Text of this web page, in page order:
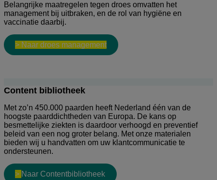
Belangrijke maatregelen tegen droes omvatten het
management bij uitbraken, en de rol van hygiëne en
vaccinatie daarbij.
> Naar droes management
Content bibliotheek
Met zo’n 450.000 paarden heeft Nederland één van de
hoogste paarddichtheden van Europa. De kans op
besmettelijke ziekten is daardoor verhoogd en preventief
beleid van een nog groter belang. Met onze materialen
bieden wij u handvatten om uw klantcommunicatie te
ondersteunen.
> Naar Contentbibliotheek